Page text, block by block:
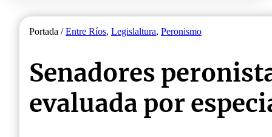
Portada /Entre Ríos, Legislaltura, Peronismo
Senadores
evaluada por